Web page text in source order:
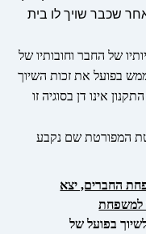
שכבר שויך לו בית
של החבר וחובותיו של
בפועל את זכות השיוך
אינו דן בסוגיה זו
המפורטת שם נקבע
החברים, יצא
למשפחת
בפועל של